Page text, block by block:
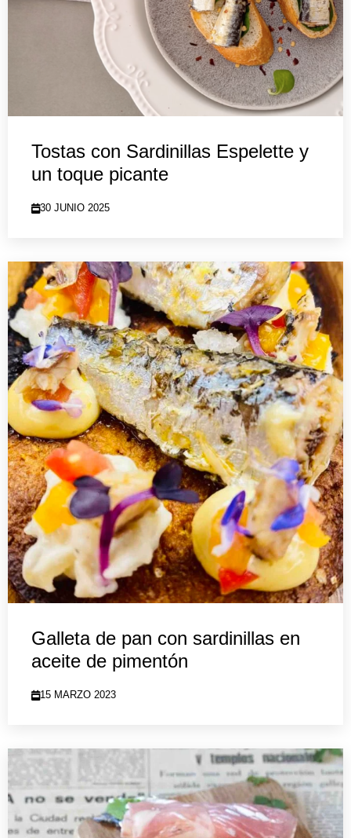
Tostas con Sardinillas Espelette y
un toque picante
30 JUNIO 2025
Galleta de pan con sardinillas en
aceite de pimentón
15 MARZO 2023